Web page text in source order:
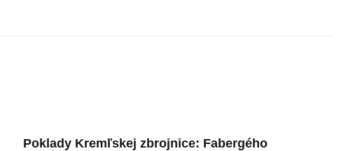
Poklady Kremľskej zbrojnice: Fabergého